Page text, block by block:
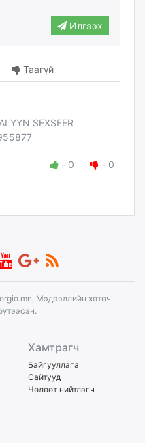
Илгээх
Таагүй
SEXSEER
- 0 - 0
Мэдээллийн хөтөч
Хамтрагч
Байгууллага
Сайтууд
Чөлөөт нийтлэгч